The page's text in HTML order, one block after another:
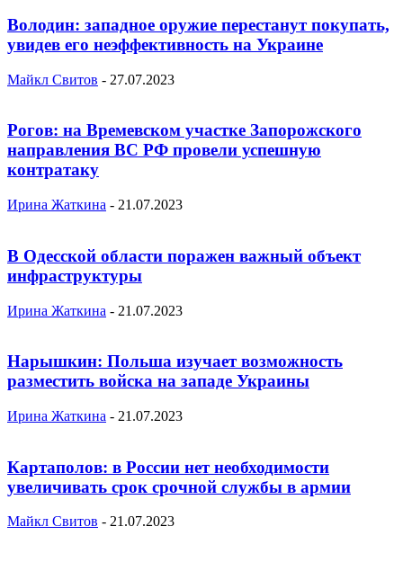
Володин: западное оружие перестанут покупать,
увидев его неэффективность на Украине
Майкл Свитов - 27.07.2023
Рогов: на Времевском участке Запорожского
направления ВС РФ провели успешную
контратаку
Ирина Жаткина - 21.07.2023
В Одесской области поражен важный объект
инфраструктуры
Ирина Жаткина - 21.07.2023
Нарышкин: Польша изучает возможность
разместить войска на западе Украины
Ирина Жаткина - 21.07.2023
Картаполов: в России нет необходимости
увеличивать срок срочной службы в армии
Майкл Свитов - 21.07.2023